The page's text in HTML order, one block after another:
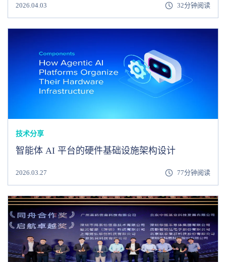
2026.04.03 32分钟阅读
技术分享
智能体 AI 平台的硬件基础设施架构设计
2026.03.27 77分钟阅读